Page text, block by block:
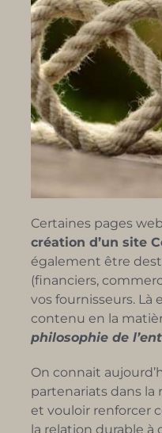
Certaines pages
création d’un site
également être
(financiers,
vos fournisseurs. Là
contenu en la
philosophie de
On connait
partenariats dans la
et vouloir renforcer
la relation durable